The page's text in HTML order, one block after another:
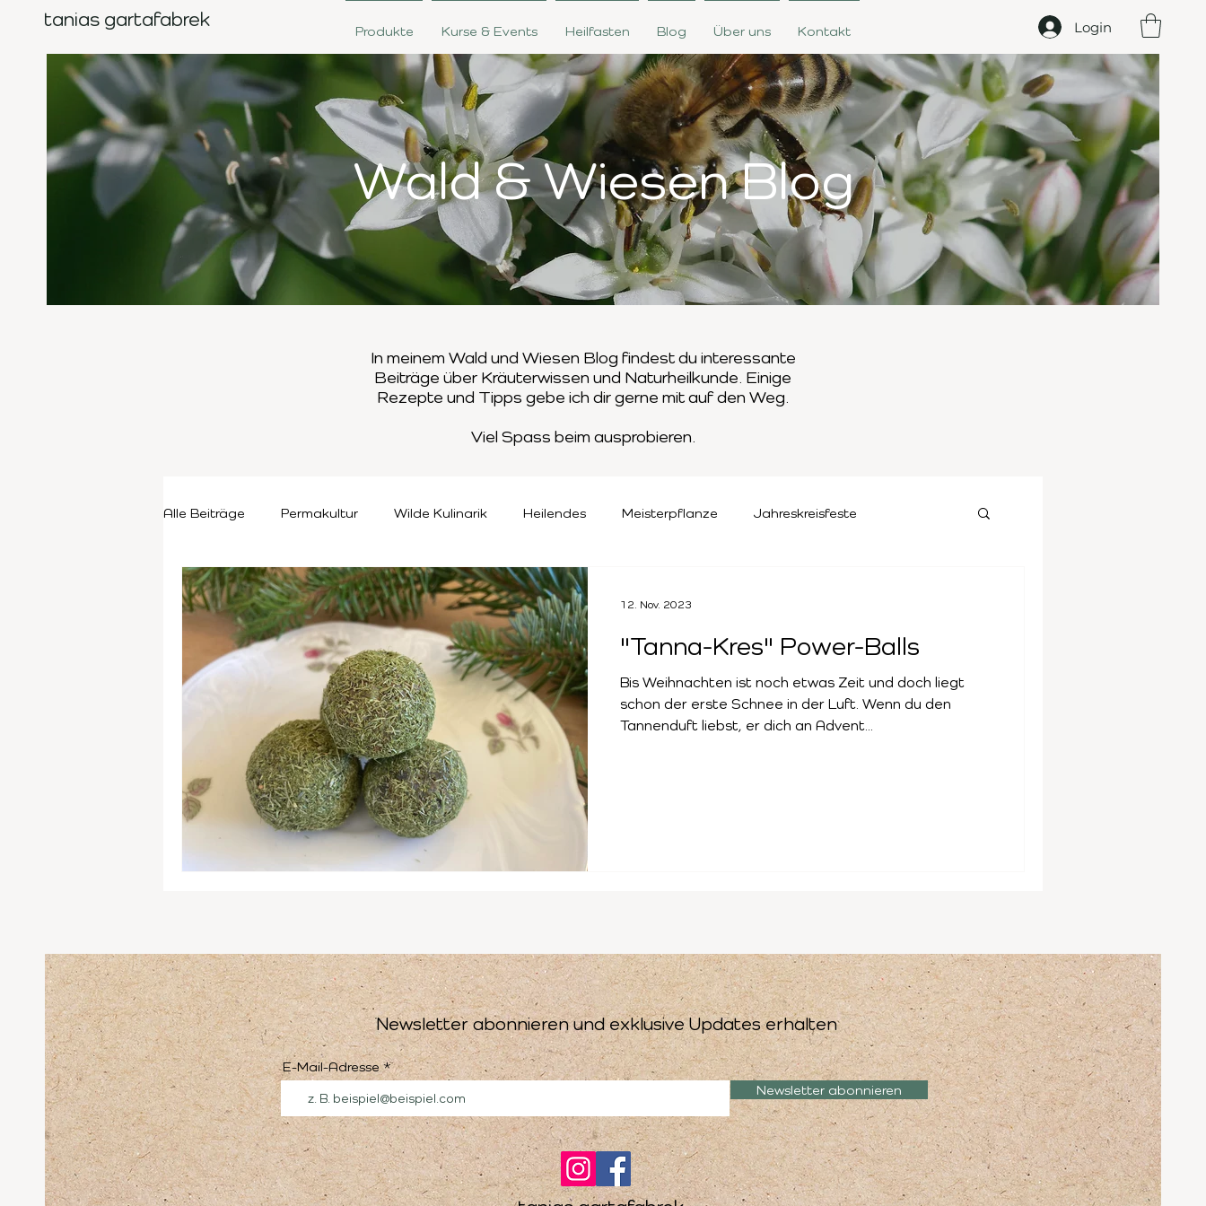
tanias gartafabrek Login
Produkte Kurse & Events Heilfasten Blog Über uns Kontakt
Wald & Wiesen Blog
In meinem Wald und Wiesen Blog findest du interessante
Beiträge über Kräuterwissen und Naturheilkunde. Einige
Rezepte und Tipps gebe ich dir gerne mit auf den Weg.
Viel Spass beim ausprobieren.
Alle Beiträge Permakultur Wilde Kulinarik Heilendes Meisterpflanze Jahreskreisfeste
"Tanna-Kres" Power-Balls
Bis Weihnachten ist noch etwas Zeit und doch liegt
schon der erste Schnee in der Luft. Wenn du den
Tannenduft liebst, er dich an Advent...
12. Nov. 2023
Newsletter abonnieren und exklusive Updates erhalten
E-Mail-Adresse
Newsletter abonnieren